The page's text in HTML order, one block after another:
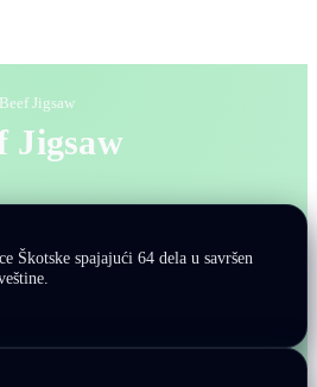
Jigsaw
Jigsaw
Škotske spajajući 64 dela u savršen